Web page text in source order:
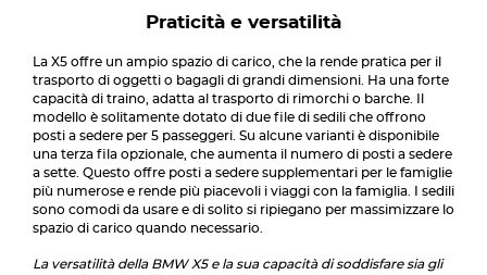
Praticità e versatilità
La X5 offre un ampio spazio di carico, che la rende pratica per il
trasporto di oggetti o bagagli di grandi dimensioni. Ha una forte
capacità di traino, adatta al trasporto di rimorchi o barche. Il
modello è solitamente dotato di due file di sedili che offrono
posti a sedere per 5 passeggeri. Su alcune varianti è disponibile
una terza fila opzionale, che aumenta il numero di posti a sedere
a sette. Questo offre posti a sedere supplementari per le famiglie
più numerose e rende più piacevoli i viaggi con la famiglia. I sedili
sono comodi da usare e di solito si ripiegano per massimizzare lo
spazio di carico quando necessario.
La versatilità della BMW X5 e la sua capacità di soddisfare sia gli